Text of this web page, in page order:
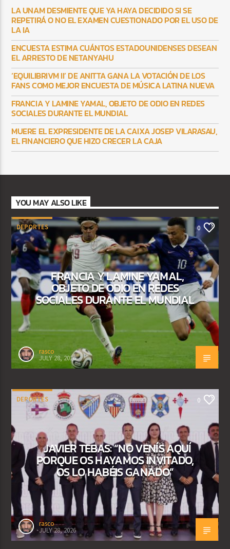
LA UNAM DESMIENTE QUE YA HAYA DECIDIDO SI SE
REPETIRÁ O NO EL EXAMEN CUESTIONADO POR EL USO DE
LA IA
ENCUESTA ESTIMA CUÁNTOS ESTADOUNIDENSES DESEAN
EL ARRESTO DE NETANYAHU
‘EQUILIBRIVM II’ DE ANITTA GANA LA VOTACIÓN DE LOS
FANS COMO MEJOR ENCUESTA DE MÚSICA LATINA NUEVA
FRANCIA Y LAMINE YAMAL, OBJETO DE ODIO EN REDES
SOCIALES DURANTE EL MUNDIAL
MUERE EL EXPRESIDENTE DE LA CAIXA JOSEP VILARASAU,
EL FINANCIERO QUE HIZO CRECER LA CAJA
YOU MAY ALSO LIKE
DEPORTES 0
FRANCIA Y LAMINE YAMAL,
OBJETO DE ODIO EN REDES
SOCIALES DURANTE EL MUNDIAL
rasco
JULY 28, 2026
DEPORTES 0
JAVIER TEBAS: “NO VENÍS AQUÍ
PORQUE OS HAYAMOS INVITADO,
OS LO HABÉIS GANADO”
rasco
JULY 28, 2026